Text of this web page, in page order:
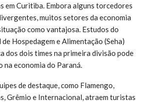
em Curitiba. Embora alguns torcedores
muitos setores da economia
como vantajosa. Estudos do
Hospedagem e Alimentação (Seha)
dos dois times na primeira divisão pode
na economia do Paraná.
de destaque, como Flamengo,
Grêmio e Internacional, atraem turistas